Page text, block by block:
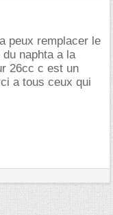
peux remplacer le
naphta a la
26cc c est un
a tous ceux qui